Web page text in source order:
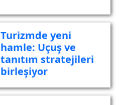
Turizmde yeni
hamle: Uçuş ve
tanıtım stratejileri
birleşiyor